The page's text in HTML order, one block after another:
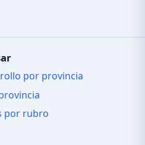
por provincia
por rubro